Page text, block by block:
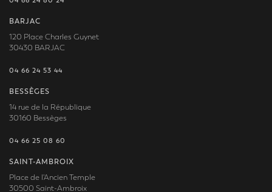
BARJAC
120 Place Charles Guynet
30430 BARJAC
04 66 24 53 44
BESSÈGES
14 rue de la République
30160 Bessèges
04 66 25 08 60
SAINT-AMBROIX
Place de l'Ancien Temple
30500 Saint-Ambroix